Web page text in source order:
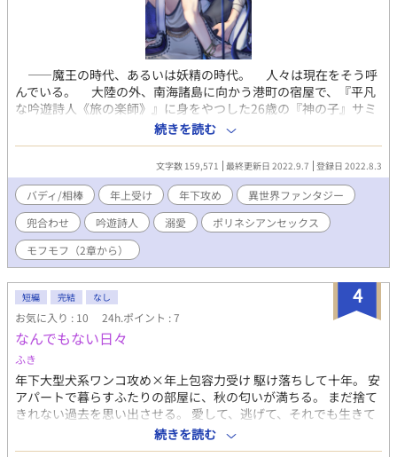
今生 図書委員 高3 前世はマフィアの諜報員。見た目は儚げなイケ
メンだが、口を開けば千年の恋も冷める。髪は灰色。身長
180cm。愉快犯。冷たそうだがノリがいい。地味なだけで目立て
ば絶対モテる。前世は司と相棒。儚げ包容力受け。前世の事は全
て覚えている。 虹野翔一 (コウノ ショウイチ) 前世 マフィアの幹
部 今生 風紀委員 高2 前世はマフィアの幹部。真面目で責任感の強
い人。皆の中で1番正常。最後の砦。爽やか系イケメン。髪は黒。
身長185cm。腕っぷしが強い。結構モテる。前世は祥吾と相棒。
前世の事は全て覚えている。 爽やか男前攻め 星宮祥吾 (ホシミヤ
ショウゴ) 前世 マフィアの体術使い 今生 風紀委員 高1 前世はマフ
ィアの暗殺者。見た目はヤンキーでオラオラ系。中身は普通に優
しい良い奴。割と常識人。だが天然。愛すべきお馬鹿。髪は茶
色。身長179cm。前世は翔一と相棒。 優しいヘタレ受け 前世の事
は何も覚えていない 日向唯×月雪蓮華 お互いの呼び方 唯 蓮 赤羽
司×月雪千尋 お互いの呼び方 赤羽 千尋さん 虹野翔一×星宮祥吾
お互いの呼び方 星宮 虹野さん 頑張って更新していくので、宜しく
――魔王の時代、あるいは妖精の時代。 人々は現在をそう呼
んでいる。 大陸の外、南海諸島に向かう港町の宿屋で、『平凡
な吟遊詩人《旅の楽師》』に身をやつした26歳の『神の子』サミ
ルは、英雄級として名が知れる傭兵『堅牢剣鬼』ハルディアに春
を買われ、契約の一夜を過ごした。 「男も喰えそうかい？ 英雄
さん」 「ん、他の男はわからぬが、楽師さんは喰わせて頂く」
22歳のハルディアは若干初々しくサミルを抱いて、「本気で楽師
さんに惚れたので、行先についていく」などと言い出した。
『堅牢剣鬼』は腕が立つので連れて歩けば自分が楽だし、普段フ
ード付きローブで顔を隠すサミルと違ってその出で立ち――鎧姿
は知れているので、色々便利だ。 好意が前提なら扱いやすいだ
ろうし……若干、サミルの側も『この英雄さん、好ましいな』と
に南海の冒険に乗り出したのであった。 年下の初々しい攻め、
年上の包容力受け、のんびり更新冒険譚、ハッピーエンドとなっ
ております。 ※致してる話にはタイトル末尾に☆付けています。
表紙イラストレーター：ぬるめのおゆ。様
続きを読む
文字数 159,571 最終更新日 2022.9.7 登録日 2022.8.3
バディ/相棒 年上受け 年下攻め
異世界ファンタジー
兜合わせ
吟遊詩人 溺愛
ポリネシアンセックス
モフモフ（2章から）
4
短編 完結 なし
お気に入り : 10 24h.ポイント : 7
なんでもない日々
ふき
年下大型犬系ワンコ攻め×年上包容力受け 駆け落ちして十年。 安
アパートで暮らすふたりの部屋に、秋の匂いが満ちる。 まだ捨て
きれない過去を思い出させる。 愛して、逃げて、それでも生きて
きた。 今日も、なんでもない日々を重ねていく。 日常系。 ※性描
写なしです。
続きを読む